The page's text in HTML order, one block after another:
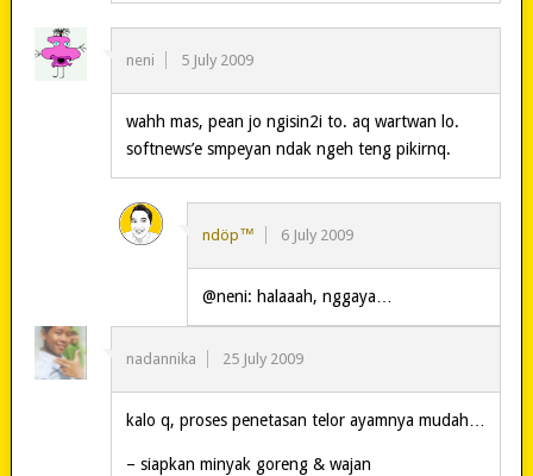
neni 5 July 2009
wahh mas, pean jo ngisin2i to. aq wartwan lo.
softnews’e smpeyan ndak ngeh teng pikirnq.
ndöp™ 6 July 2009
@neni: halaaah, nggaya…
nadannika 25 July 2009
kalo q, proses penetasan telor ayamnya mudah…
– siapkan minyak goreng & wajan